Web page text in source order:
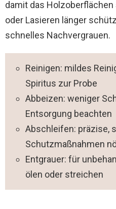
damit das
oder Lasieren länger
schnelles Nachvergrauen.
Reinigen: mildes
Spiritus zur Probe
Abbeizen: weniger
Entsorgung beachten
Abschleifen: präzise,
Schutzmaßnahmen
Entgrauer: für
ölen oder streichen